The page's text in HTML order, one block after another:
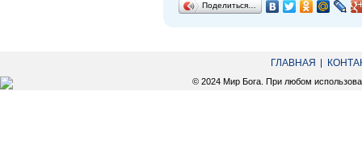
Поделиться…
ГЛАВНАЯ
© 2024 Мир Бога. При любом